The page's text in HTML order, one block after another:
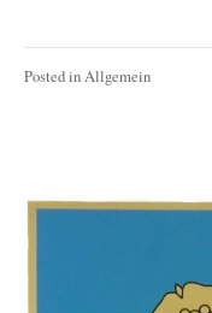
Posted inAllgemein